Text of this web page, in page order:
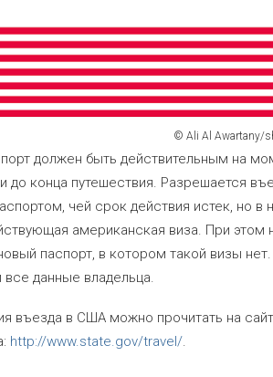
© Ali Al Awartany/
должен быть действительным на
до конца путешествия. Разрешается
чей срок действия истек, но в
американская виза. При этом
паспорт, в котором такой визы нет.
все данные владельца.
въезда в США можно прочитать на
http://www.state.gov/travel/.